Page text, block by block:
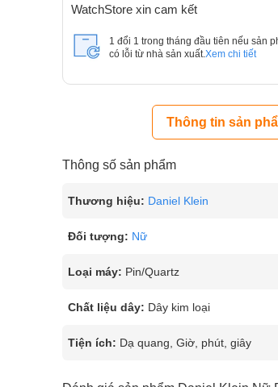
WatchStore xin cam kết
1 đổi 1 trong tháng đầu tiên nếu sản
có lỗi từ nhà sản xuất. Xem chi tiết
Thông tin sản
Thông số sản phẩm
Thương hiệu: Daniel Klein
Đối tượng: Nữ
Loại máy: Pin/Quartz
Chất liệu dây: Dây kim loại
Tiện ích: Dạ quang, Giờ, phút, giây